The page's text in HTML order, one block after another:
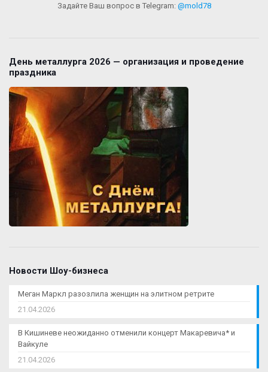
Задайте Ваш вопрос в Telegram: @mold78
День металлурга 2026 — организация и проведение
праздника
Новости Шоу-бизнеса
Меган Маркл разозлила женщин на элитном ретрите
21.04.2026
В Кишиневе неожиданно отменили концерт Макаревича* и
Вайкуле
21.04.2026